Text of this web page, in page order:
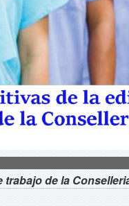
de la